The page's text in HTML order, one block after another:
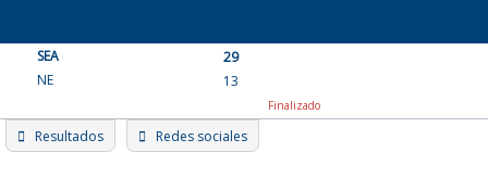
content
SEA
29
NE
13
Finalizado
Resultados Redes sociales